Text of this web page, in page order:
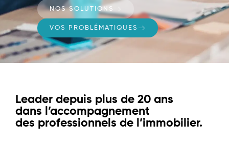
NOS SOLUTIONS
VOS PROBLÉMATIQUES
Leader depuis plus de 20 ans
dans l’accompagnement
des professionnels de l’immobilier.